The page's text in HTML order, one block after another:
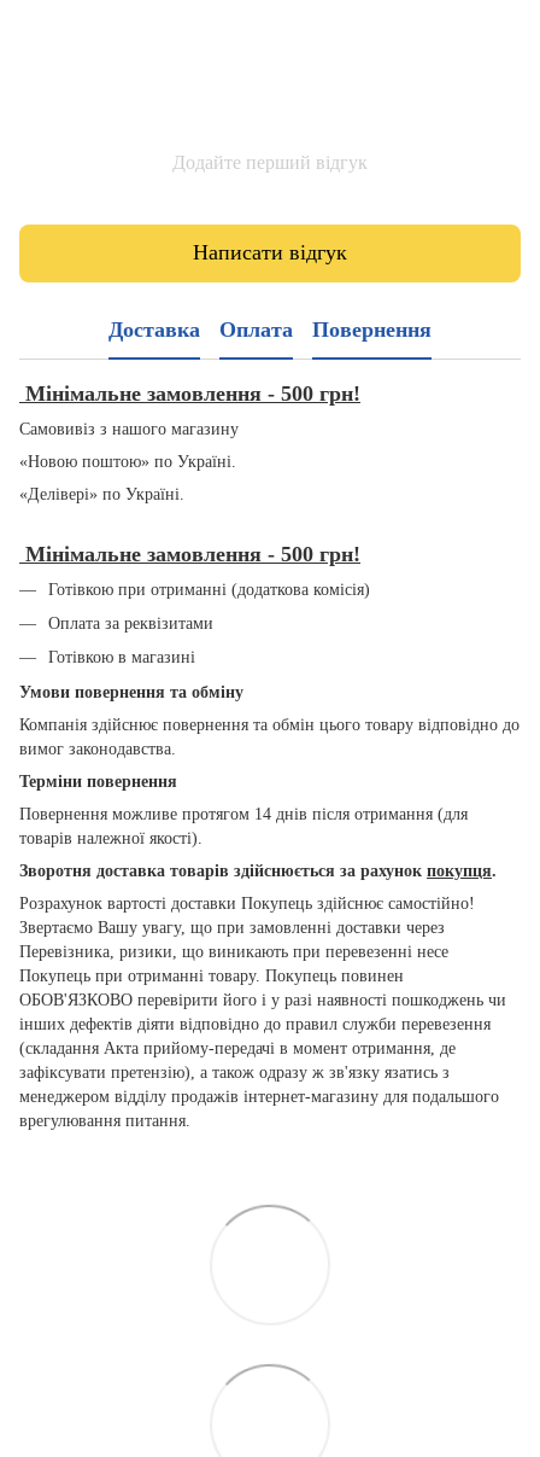
Додайте перший відгук
Написати відгук
Доставка Оплата Повернення
Мінімальне замовлення - 500 грн!
Самовивіз з нашого магазину
«Новою поштою» по Україні.
«Делівері» по Україні.
Мінімальне замовлення - 500 грн!
Готівкою при отриманні (додаткова комісія)
Оплата за реквізитами
Готівкою в магазині
Умови повернення та обміну
Компанія здійснює повернення та обмін цього товару відповідно до
вимог законодавства.
Терміни повернення
Повернення можливе протягом 14 днів після отримання (для
товарів належної якості).
Зворотня доставка товарів здійснюється за рахунок покупця.
Розрахунок вартості доставки Покупець здійснює самостійно!
Звертаємо Вашу увагу, що при замовленні доставки через
Перевізника, ризики, що виникають при перевезенні несе
Покупець при отриманні товару. Покупець повинен
ОБОВ'ЯЗКОВО перевірити його і у разі наявності пошкоджень чи
інших дефектів діяти відповідно до правил служби перевезення
(складання Акта прийому-передачі в момент отримання, де
зафіксувати претензію), а також одразу ж зв'язку язатись з
менеджером відділу продажів інтернет-магазину для подальшого
врегулювання питання.